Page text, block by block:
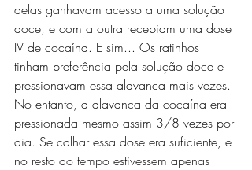
delas ganhavam acesso a uma solução
doce, e com a outra recebiam uma dose
IV de cocaína. E sim... Os ratinhos
tinham preferência pela solução doce e
pressionavam essa alavanca mais vezes.
No entanto, a alavanca da cocaína era
pressionada mesmo assim 3/8 vezes por
dia. Se calhar essa dose era suficiente, e
no resto do tempo estivessem apenas